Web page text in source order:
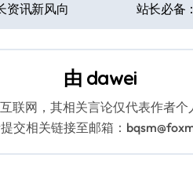
资讯新风向 站长必备
由 dawei
联网，其相关言论仅代表作者个
交相关链接至邮箱：